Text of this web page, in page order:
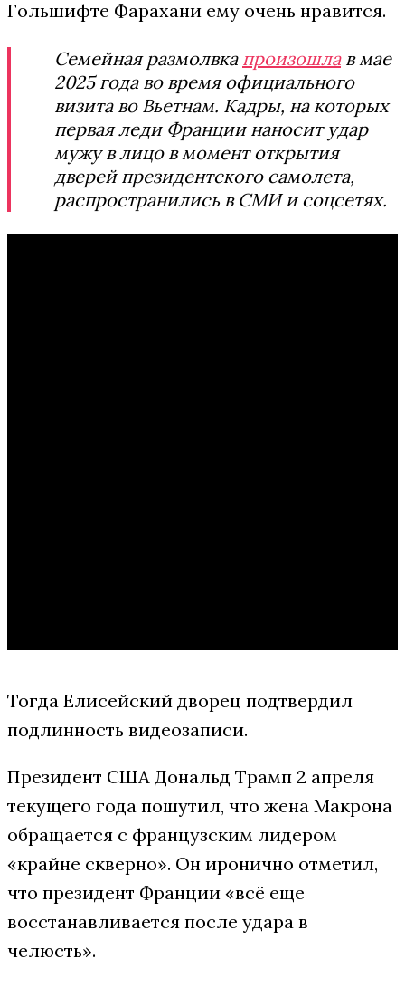
Гольшифте Фарахани ему очень нравится.
Семейная размолвка произошлав мае
2025 года во время официального
визита во Вьетнам. Кадры, на которых
первая леди Франции наносит удар
мужу в лицо в момент открытия
дверей президентского самолета,
распространились в СМИ и соцсетях.
Тогда Елисейский дворец подтвердил
подлинность видеозаписи.
Президент США Дональд Трамп 2 апреля
текущего года пошутил, что жена Макрона
обращается с французским лидером
«крайне скверно». Он иронично отметил,
что президент Франции «всё еще
восстанавливается после удара в
челюсть».